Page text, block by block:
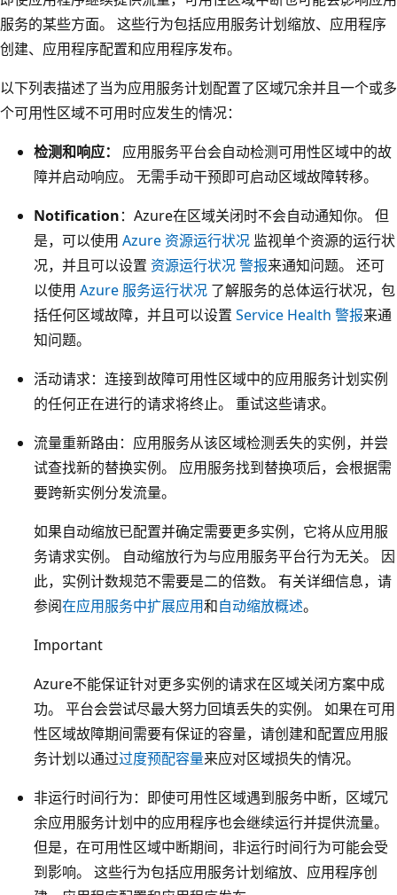
服务的某些方面。 这些行为包括应用服务计划缩放、应用程序
创建、应用程序配置和应用程序发布。
以下列表描述了当为应用服务计划配置了区域冗余并且一个或多
个可用性区域不可用时应发生的情况：
检测和响应：
应用服务平台会自动检测可用性区域中的故
障并启动响应。 无需手动干预即可启动区域故障转移。
Notification：Azure在区域关闭时不会自动通知你。 但
是，可以使用 Azure 资源运行状况 监视单个资源的运行状
况，并且可以设置 资源运行状况 警报来通知问题。 还可
以使用 Azure 服务运行状况 了解服务的总体运行状况，包
括任何区域故障，并且可以设置 Service Health 警报来通
知问题。
活动请求：连接到故障可用性区域中的应用服务计划实例
的任何正在进行的请求将终止。 重试这些请求。
流量重新路由：应用服务从该区域检测丢失的实例，并尝
试查找新的替换实例。 应用服务找到替换项后，会根据需
要跨新实例分发流量。
如果自动缩放已配置并确定需要更多实例，它将从应用服
务请求实例。 自动缩放行为与应用服务平台行为无关。 因
此，实例计数规范不需要是二的倍数。 有关详细信息，请
参阅在应用服务中扩展应用和自动缩放概述。
Important
Azure不能保证针对更多实例的请求在区域关闭方案中成
功。 平台会尝试尽最大努力回填丢失的实例。 如果在可用
性区域故障期间需要有保证的容量，请创建和配置应用服
务计划以通过过度预配容量来应对区域损失的情况。
非运行时间行为：即使可用性区域遇到服务中断，区域冗
余应用服务计划中的应用程序也会继续运行并提供流量。
但是，在可用性区域中断期间，非运行时间行为可能会受
到影响。 这些行为包括应用服务计划缩放、应用程序创